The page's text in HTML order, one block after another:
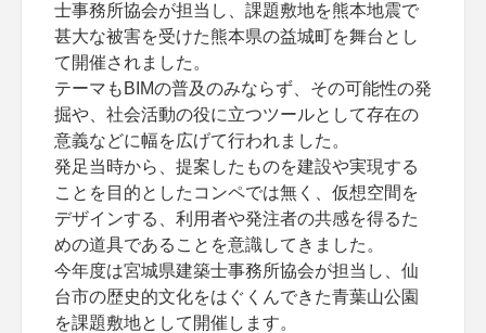
士事務所協会が担当し、課題敷地を熊本地震で
甚大な被害を受けた熊本県の益城町を舞台とし
て開催されました。
テーマもBIMの普及のみならず、その可能性の発
掘や、社会活動の役に立つツールとして存在の
意義などに幅を広げて行われました。
発足当時から、提案したものを建設や実現する
ことを目的としたコンペでは無く、仮想空間を
デザインする、利用者や発注者の共感を得るた
めの道具であることを意識してきました。
今年度は宮城県建築士事務所協会が担当し、仙
台市の歴史的文化をはぐくんできた青葉山公園
を課題敷地として開催します。